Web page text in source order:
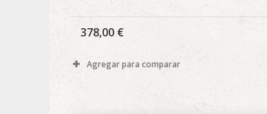
378,00 €
Agregar para comparar